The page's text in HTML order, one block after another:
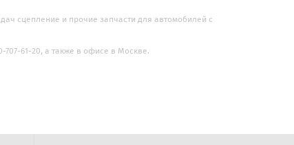
сцепление и прочие запчасти для автомобилей с
61-20, а также в офисе в Москве.